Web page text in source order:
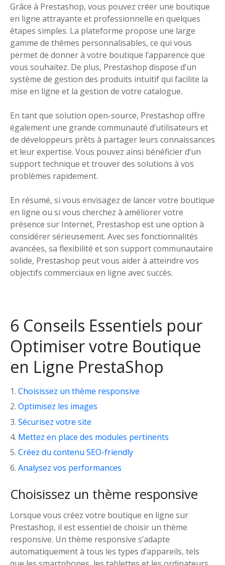
Grâce à Prestashop, vous pouvez créer une boutique
en ligne attrayante et professionnelle en quelques
étapes simples. La plateforme propose une large
gamme de thèmes personnalisables, ce qui vous
permet de donner à votre boutique l’apparence que
vous souhaitez. De plus, Prestashop dispose d’un
système de gestion des produits intuitif qui facilite la
mise en ligne et la gestion de votre catalogue.
En tant que solution open-source, Prestashop offre
également une grande communauté d’utilisateurs et
de développeurs prêts à partager leurs connaissances
et leur expertise. Vous pouvez ainsi bénéficier d’un
support technique et trouver des solutions à vos
problèmes rapidement.
En résumé, si vous envisagez de lancer votre boutique
en ligne ou si vous cherchez à améliorer votre
présence sur Internet, Prestashop est une option à
considérer sérieusement. Avec ses fonctionnalités
avancées, sa flexibilité et son support communautaire
solide, Prestashop peut vous aider à atteindre vos
objectifs commerciaux en ligne avec succès.
6 Conseils Essentiels pour
Optimiser votre Boutique
en Ligne PrestaShop
Choisissez un thème responsive
Optimisez les images
Sécurisez votre site
Mettez en place des modules pertinents
Créez du contenu SEO-friendly
Analysez vos performances
Choisissez un thème responsive
Lorsque vous créez votre boutique en ligne sur
Prestashop, il est essentiel de choisir un thème
responsive. Un thème responsive s’adapte
automatiquement à tous les types d’appareils, tels